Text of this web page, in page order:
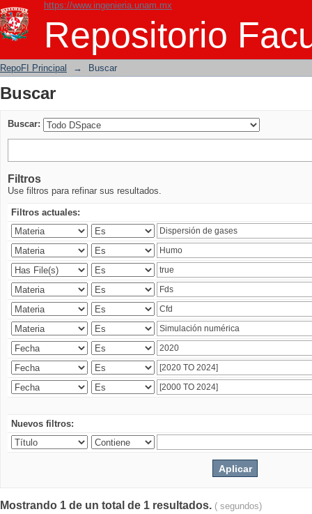
https://www.ingenieria.unam.mx
Repositorio
Buscar
RepoFI Principal → Buscar
Buscar
Buscar:
Filtros
Use filtros para refinar sus resultados.
Filtros actuales:
Nuevos filtros:
Mostrando 1 de un total de 1 resultados. ( segundos)